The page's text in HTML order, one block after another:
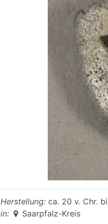
Herstellung: ca. 20 v. Chr.
in:
Saarpfalz-Kreis